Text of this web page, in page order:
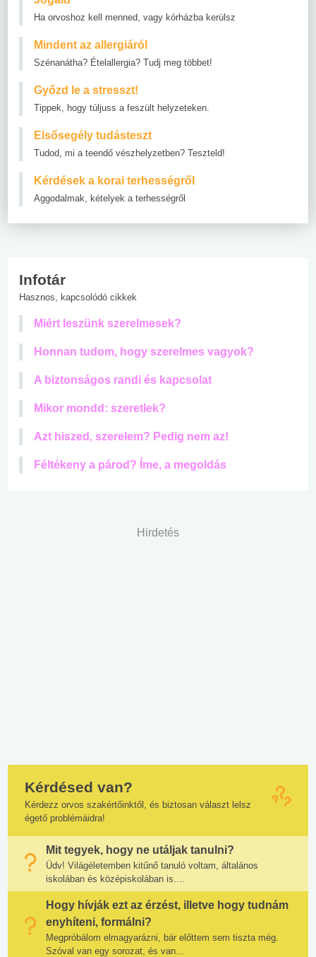
Ha orvoshoz kell menned, vagy kórházba kerülsz
Mindent az allergiáról
Szénanátha? Ételallergia? Tudj meg többet!
Győzd le a stresszt!
Tippek, hogy túljuss a feszült helyzeteken.
Elsősegély tudásteszt
Tudod, mi a teendő vészhelyzetben? Teszteld!
Kérdések a korai terhességről
Aggodalmak, kételyek a terhességről
Infotár
Hasznos, kapcsolódó cikkek
Miért leszünk szerelmesek?
Honnan tudom, hogy szerelmes vagyok?
A biztonságos randi és kapcsolat
Mikor mondd: szeretlek?
Azt hiszed, szerelem? Pedig nem az!
Féltékeny a párod? Íme, a megoldás
Hirdetés
Kérdésed van?
Kérdezz orvos szakértőinktől, és biztosan választ lelsz
égető problémáidra!
Mit tegyek, hogy ne utáljak tanulni?
Üdv! Világéletemben kitűnő tanuló voltam, általános
iskolában és középiskolában is....
Hogy hívják ezt az érzést, illetve hogy tudnám
enyhíteni, formálni?
Megpróbálom elmagyarázni, bár előttem sem tiszta még.
Szóval van egy sorozat, és van...